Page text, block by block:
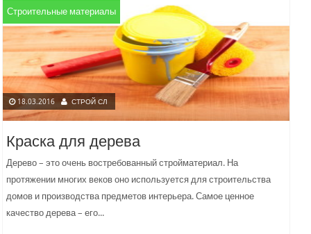
Строительные материалы
18.03.2016 СТРОЙ СЛ
Краска для дерева
Дерево – это очень востребованный стройматериал. На
протяжении многих веков оно используется для строительства
домов и производства предметов интерьера. Самое ценное
качество дерева – его...